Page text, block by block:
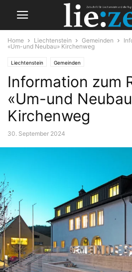
Home Liechtenstein Gemeinden
«Um-und Neubau» Kirchenweg
Liechtenstein Gemeinden
Information zum
«Um-und
Kirchenweg
30. September 2024